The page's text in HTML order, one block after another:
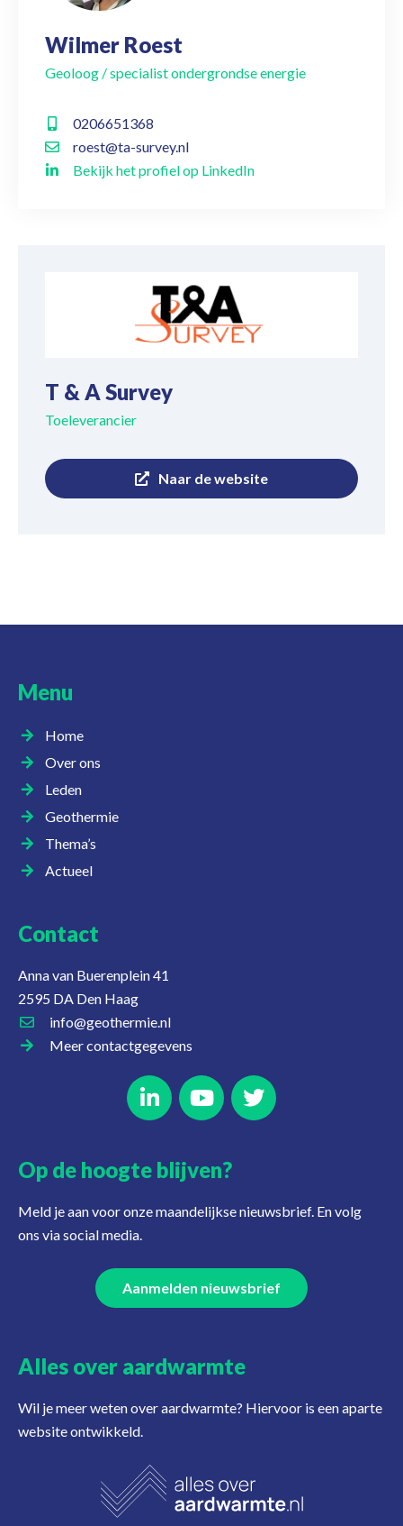
Wilmer Roest
Geoloog / specialist ondergrondse energie
0206651368
roest@ta-survey.nl
Bekijk het profiel op LinkedIn
T & A Survey
Toeleverancier
Naar de website
Menu
Home
Over ons
Leden
Geothermie
Thema’s
Actueel
Contact
Anna van Buerenplein 41
2595 DA Den Haag
info@geothermie.nl
Meer contactgegevens
Op de hoogte blijven?
Meld je aan voor onze maandelijkse nieuwsbrief. En volg
ons via social media.
Aanmelden nieuwsbrief
Alles over aardwarmte
Wil je meer weten over aardwarmte? Hiervoor is een aparte
website ontwikkeld.